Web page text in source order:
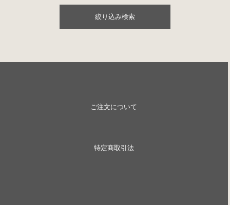
スピーカー
アクセサリー
ACOUSTIC REVIVE
ALTEC
絞り込み検索
ご注文について
特定商取引法